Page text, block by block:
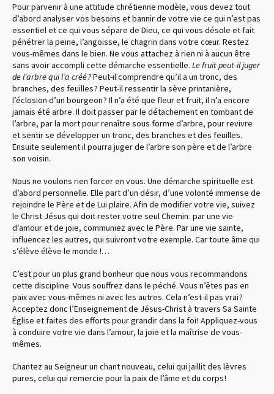
Pour parvenir à une attitude chrétienne modèle, vous devez tout
d’abord analyser vos besoins et bannir de votre vie ce qui n’est pas
essentiel et ce qui vous sépare de Dieu, ce qui vous désole et fait
pénétrer la peine, l’angoisse, le chagrin dans votre cœur. Restez
vous-mêmes dans le bien. Ne vous attachez à rien ni à aucun être
sans avoir accompli cette démarche essentielle. Le fruit peut-il juger
de l’arbre qui l’a créé ?Peut-il comprendre qu’il a un tronc, des
branches, des feuilles ? Peut-il ressentir la sève printanière,
l’éclosion d’un bourgeon ? Il n’a été que fleur et fruit, il n’a encore
jamais été arbre. Il doit passer par le détachement en tombant de
l’arbre, par la mort pour renaître sous forme d’arbre, pour revivre
et sentir se développer un tronc, des branches et des feuilles.
Ensuite seulement il pourra juger de l’arbre son père et de l’arbre
son voisin.
Nous ne voulons rien forcer en vous. Une démarche spirituelle est
d’abord personnelle. Elle part d’un désir, d’une volonté immense de
rejoindre le Père et de Lui plaire. Afin de modifier votre vie, suivez
le Christ Jésus qui doit rester votre seul Chemin : par une vie
d’amour et de joie, communiez avec le Père. Par une vie sainte,
influencez les autres, qui suivront votre exemple. Car toute âme qui
s’élève élève le monde !…
C’est pour un plus grand bonheur que nous vous recommandons
cette discipline. Vous souffrez dans le péché. Vous n’êtes pas en
paix avec vous-mêmes ni avec les autres. Cela n’est-il pas vrai ?
Acceptez donc l’Enseignement de Jésus-Christ à travers Sa Sainte
Église et faites des efforts pour grandir dans la foi ! Appliquez-vous
à conduire votre vie dans l’amour, la joie et la maîtrise de vous-
mêmes.
Chantez au Seigneur un chant nouveau, celui qui jaillit des lèvres
pures, celui qui remercie pour la paix de l’âme et du corps !